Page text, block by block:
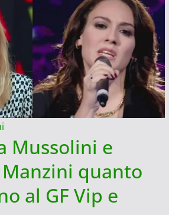
Mussolini e
Manzini quanto
al GF Vip e